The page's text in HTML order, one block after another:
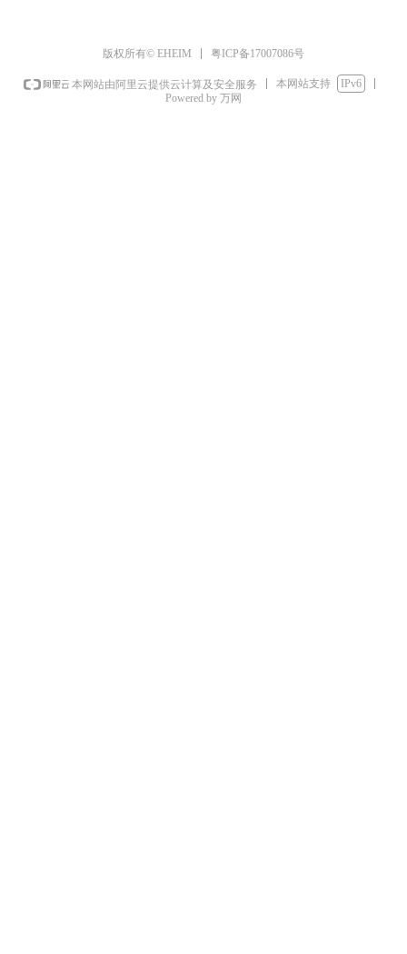
版权所有© EHEIM 粤ICP备17007086号
本网站由阿里云提供云计算及安全服务 本网站支持
IPv6
Powered by 万网